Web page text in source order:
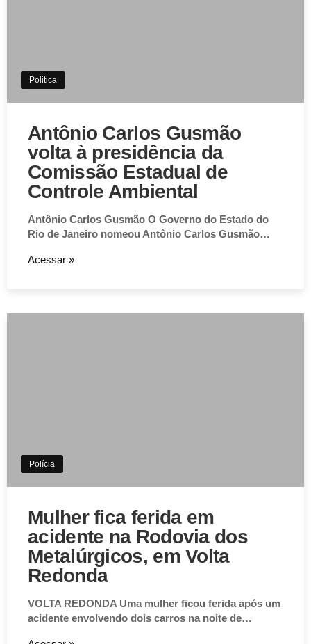
Politica
Antônio Carlos Gusmão
volta à presidência da
Comissão Estadual de
Controle Ambiental
Antônio Carlos Gusmão O Governo do Estado do
Rio de Janeiro nomeou Antônio Carlos Gusmão…
Acessar »
Polícia
Mulher fica ferida em
acidente na Rodovia dos
Metalúrgicos, em Volta
Redonda
VOLTA REDONDA Uma mulher ficou ferida após um
acidente envolvendo dois carros na noite de…